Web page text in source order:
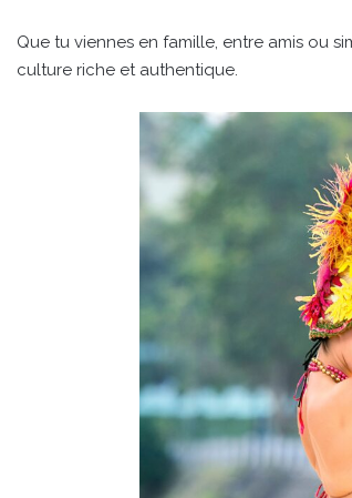
Que tu viennes en famille, entre amis ou
culture riche et authentique.